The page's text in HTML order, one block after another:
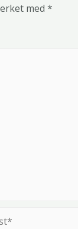
med *